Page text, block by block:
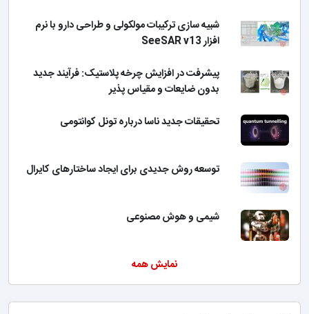
شبیه سازی ترکیبات مولکولی و طراحی دارو با نرم
افزار SeeSAR v13
پیشرفت در افزایش چرخه پلاستیک: فرآیند جدید
بدون ضایعات و مقیاس پذیر
تحقیقات جدید ناسا درباره تونل کوانتومی
توسعه روش جدیدی برای ایجاد ساختارهای کایرال
شیمی و هوش مصنوعی
نمایش همه